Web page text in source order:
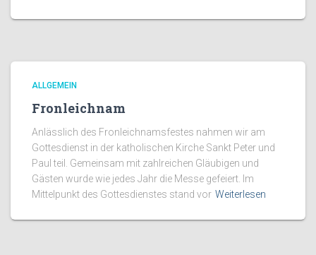
ALLGEMEIN
Fronleichnam
Anlässlich des Fronleichnamsfestes nahmen wir am
Gottesdienst in der katholischen Kirche Sankt Peter und
Paul teil. Gemeinsam mit zahlreichen Gläubigen und
Gästen wurde wie jedes Jahr die Messe gefeiert. Im
Mittelpunkt des Gottesdienstes stand vor Weiterlesen